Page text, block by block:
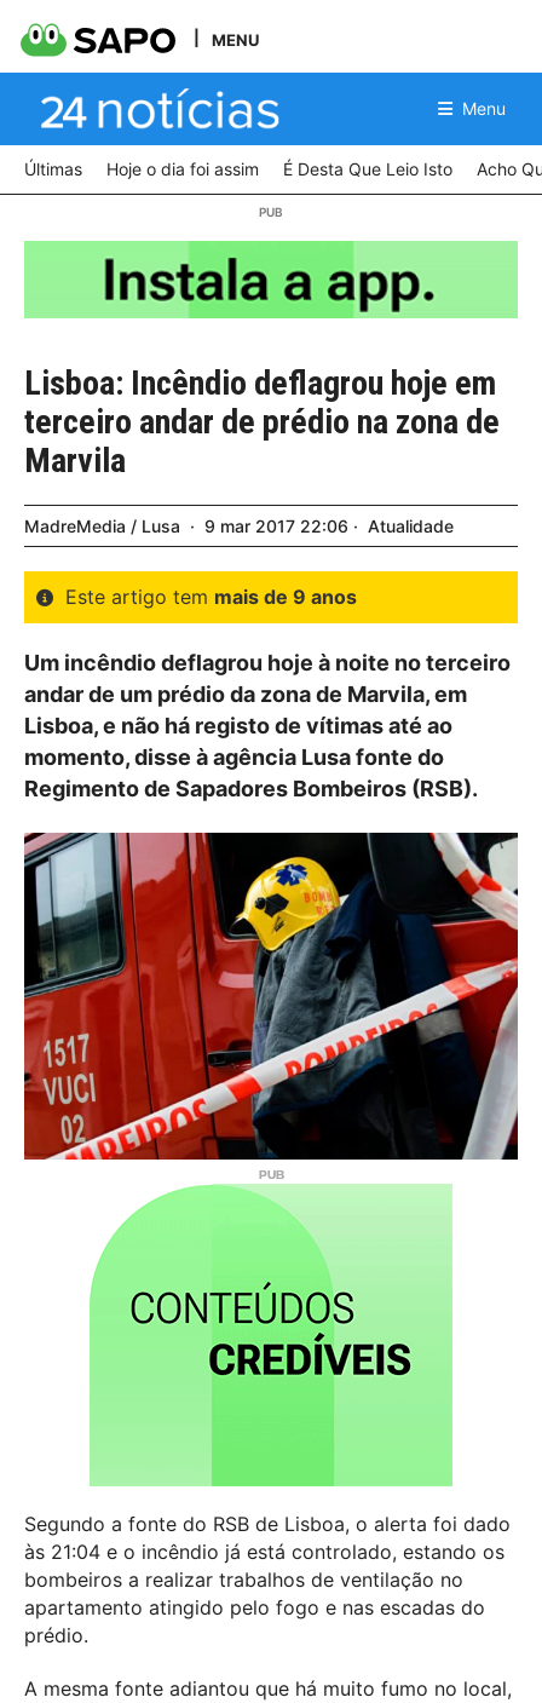
MENU
Menu
Últimas Hoje o dia foi assim É Desta Que Leio Isto Acho
Lisboa: Incêndio deflagrou hoje em
terceiro andar de prédio na zona de
Marvila
MadreMedia / Lusa 9 mar 2017 22:06 Atualidade
Este artigo tem mais de 9 anos
Um incêndio deflagrou hoje à noite no terceiro
andar de um prédio da zona de Marvila, em
Lisboa, e não há registo de vítimas até ao
momento, disse à agência Lusa fonte do
Regimento de Sapadores Bombeiros (RSB).
Segundo a fonte do RSB de Lisboa, o alerta foi dado
às 21:04 e o incêndio já está controlado, estando os
bombeiros a realizar trabalhos de ventilação no
apartamento atingido pelo fogo e nas escadas do
prédio.
A mesma fonte adiantou que há muito fumo no local,